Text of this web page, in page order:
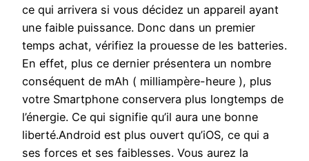
ce qui arrivera si vous décidez un appareil ayant
une faible puissance. Donc dans un premier
temps achat, vérifiez la prouesse de les batteries.
En effet, plus ce dernier présentera un nombre
conséquent de mAh ( milliampère-heure ), plus
votre Smartphone conservera plus longtemps de
l’énergie. Ce qui signifie qu’il aura une bonne
liberté.Android est plus ouvert qu’iOS, ce qui a
ses forces et ses faiblesses. Vous aurez la